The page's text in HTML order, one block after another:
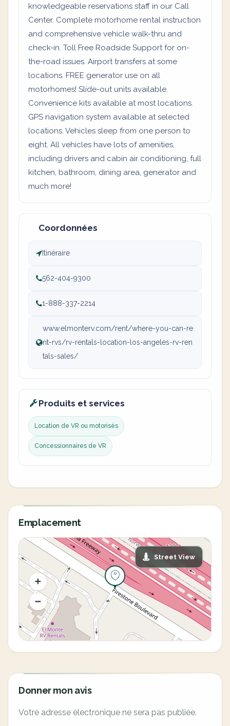
knowledgeable reservations staff in our Call
Center. Complete motorhome rental instruction
and comprehensive vehicle walk-thru and
check-in. Toll Free Roadside Support for on-
the-road issues. Airport transfers at some
locations. FREE generator use on all
motorhomes! Slide-out units available.
Convenience kits available at most locations.
GPS navigation system available at selected
locations. Vehicles sleep from one person to
eight. All vehicles have lots of amenities,
including drivers and cabin air conditioning, full
kitchen, bathroom, dining area, generator and
much more!
Coordonnées
Itinéraire
562-404-9300
1-888-337-2214
www.elmonterv.com/rent/where-you-can-re
nt-rvs/rv-rentals-location-los-angeles-rv-ren
tals-sales/
Produits et services
Location de VR ou motorisés
Concessionnaires de VR
Emplacement
Street View
Donner mon avis
Votre adresse électronique ne sera pas publiée.